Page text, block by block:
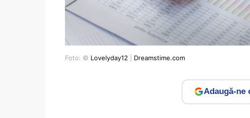
Foto: © Lovelyday12 Dreamstime.com
Adaugă-ne